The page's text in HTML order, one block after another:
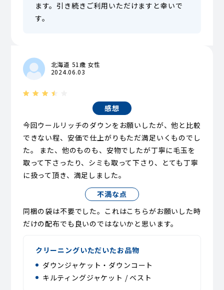
ます。引き続きご利用いただけますと幸いで
す。
北海道 51歳 女性
2024.06.03
感想
今回ウールリッチのダウンをお願いしたが、他と比較
できない程、安価で仕上がりもただ満足いくものでし
た。 また、他のものも、安物でしたが丁寧に毛玉を
取って下さったり、シミも取って下さり、とても丁寧
に扱って頂き、満足しました。
不満な点
同梱の袋は不要でした。これはこちらがお願いした時
だけの配布でも良いのではないかと思います。
クリーニングいただいたお品物
ダウンジャケット・ダウンコート
キルティングジャケット / ベスト